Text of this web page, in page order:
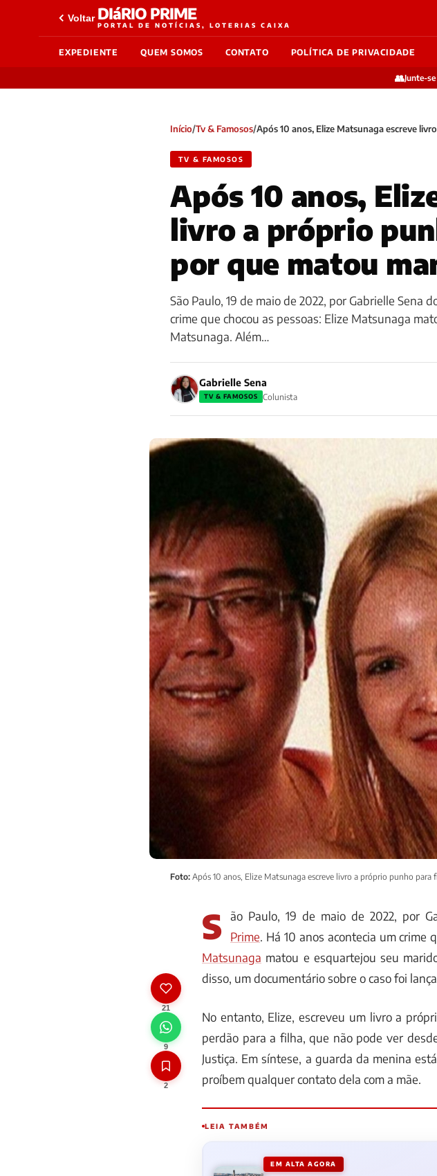
Voltar DIáRIO PRIME
PORTAL DE NOTÍCIAS, LOTERIAS CAIXA
EXPEDIENTE QUEM SOMOS CONTATO POLÍTICA DE PRIVACIDADE
👥Junte-
Início/Tv & Famosos/Após 10 anos, Elize Matsunaga escreve
TV & FAMOSOS
Após 10 anos,
livro a próprio
por que matou
São Paulo, 19 de maio de 2022, por Gabrielle Sena
crime que chocou as pessoas: Elize Matsunaga
Matsunaga. Além…
Gabrielle Sena
TV & FAMOSOS Colunista
Foto: Após 10 anos, Elize Matsunaga escreve livro a próprio punho
21
9
2
S ão Paulo, 19 de maio de 2022, por
Prime. Há 10 anos acontecia um crime
Matsunaga matou e esquartejou seu
disso, um documentário sobre o caso foi
No entanto, Elize, escreveu um livro a
perdão para a filha, que não pode ver
Justiça. Em síntese, a guarda da menina
proíbem qualquer contato dela com a mãe.
LEIA TAMBÉM
EM ALTA AGORA